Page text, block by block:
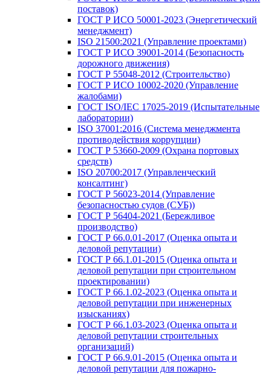
поставок)
ГОСТ Р ИСО 50001-2023 (Энергетический
менеджмент)
ISO 21500:2021 (Управление проектами)
ГОСТ Р ИСО 39001-2014 (Безопасность
дорожного движения)
ГОСТ Р 55048-2012 (Строительство)
ГОСТ Р ИСО 10002-2020 (Управление
жалобами)
ГОСТ ISO/IEC 17025-2019 (Испытательные
лаборатории)
ISO 37001:2016 (Система менеджмента
противодействия коррупции)
ГОСТ Р 53660-2009 (Охрана портовых
средств)
ISO 20700:2017 (Управленческий
консалтинг)
ГОСТ Р 56023-2014 (Управление
безопасностью судов (СУБ))
ГОСТ Р 56404-2021 (Бережливое
производство)
ГОСТ Р 66.0.01-2017 (Оценка опыта и
деловой репутации)
ГОСТ Р 66.1.01-2015 (Оценка опыта и
деловой репутации при строительном
проектировании)
ГОСТ Р 66.1.02-2023 (Оценка опыта и
деловой репутации при инженерных
изысканиях)
ГОСТ Р 66.1.03-2023 (Оценка опыта и
деловой репутации строительных
организаций)
ГОСТ Р 66.9.01-2015 (Оценка опыта и
деловой репутации для пожарно-